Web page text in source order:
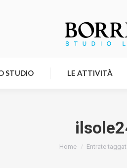
STUDIO LE ATTIVITÀ
Tu sei qui:
Home Entrate
LO STUDIO